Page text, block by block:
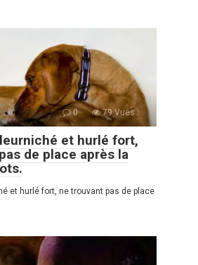
0 79 Vues :
et hurlé fort,
de place après la
et hurlé fort, ne trouvant pas de place